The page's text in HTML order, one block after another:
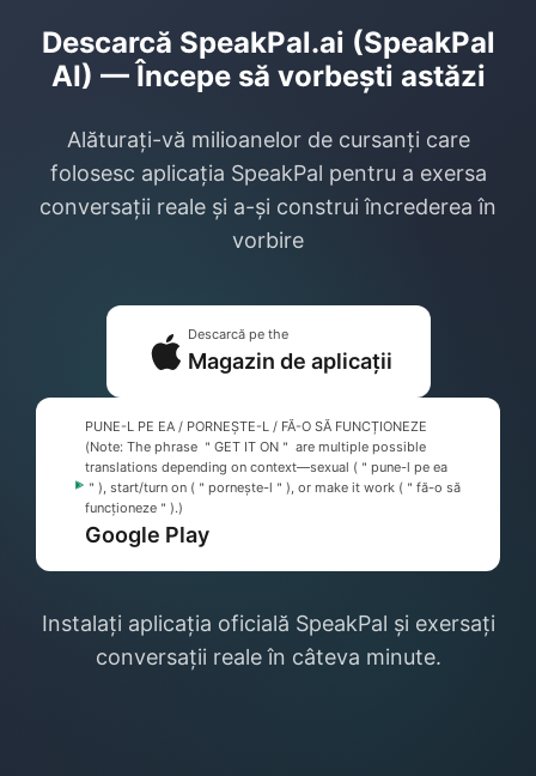
Descarcă SpeakPal.ai (SpeakPal
AI) — Începe să vorbești astăzi
Alăturați-vă milioanelor de cursanți care
folosesc aplicația SpeakPal pentru a exersa
conversații reale și a-și construi încrederea în
vorbire
Descarcă pe the
Magazin de aplicații
PUNE-L PE EA / PORNEȘTE-L / FĂ-O SĂ FUNCȚIONEZE
(Note: The phrase ＂GET IT ON＂ are multiple possible
translations depending on context—sexual (＂pune-l pe ea
＂), start/turn on (＂pornește-l＂), or make it work (＂fă-o să
funcționeze＂).)
Google Play
Instalați aplicația oficială SpeakPal și exersați
conversații reale în câteva minute.